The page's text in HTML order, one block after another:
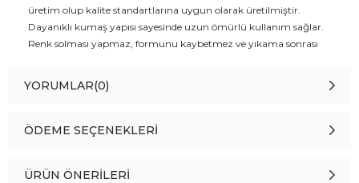
üretim olup kalite standartlarına uygun olarak üretilmiştir.
Dayanıklı kumaş yapısı sayesinde uzun ömürlü kullanım sağlar.
Renk solması yapmaz, formunu kaybetmez ve yıkama sonrası
YORUMLAR(0)
ÖDEME SEÇENEKLERI
ÜRÜN ÖNERILERI